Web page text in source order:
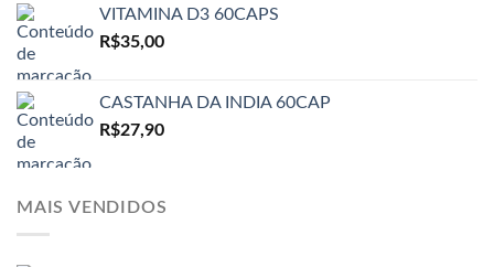
VITAMINA D3 60CAPS
R$35,00
CASTANHA DA INDIA 60CAP
R$27,90
MAIS VENDIDOS